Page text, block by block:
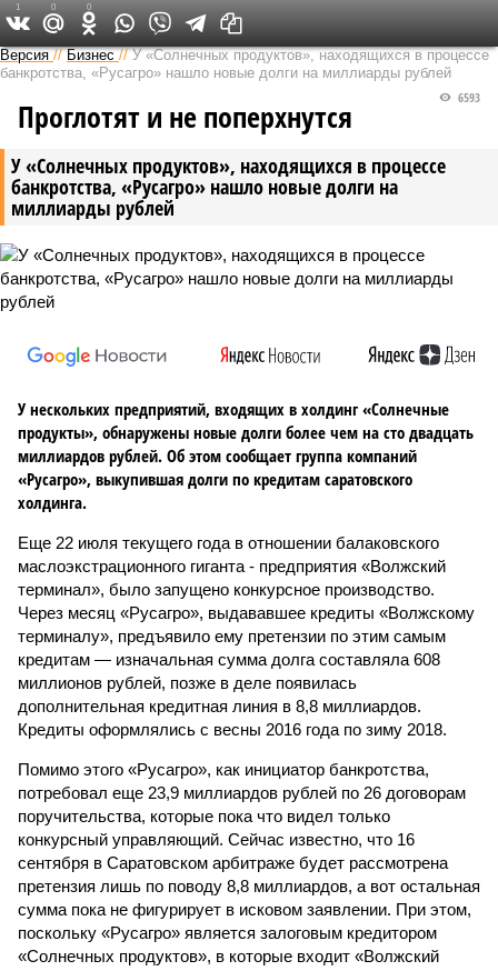
Версия в Саратове
Версия //Бизнес //У «Солнечных продуктов», находящихся в процессе
банкротства, «Русагро» нашло новые долги на миллиарды рублей
У «Солнечных продуктов», находящихся в процессе
банкротства, «Русагро» нашло новые долги на
миллиарды рублей
6593
Проглотят и не поперхнутся
У нескольких предприятий, входящих в холдинг «Солнечные
продукты», обнаружены новые долги более чем на сто двадцать
миллиардов рублей. Об этом сообщает группа компаний
«Русагро», выкупившая долги по кредитам саратовского
холдинга.
Еще 22 июля текущего года в отношении балаковского
маслоэкстрационного гиганта - предприятия «Волжский
терминал», было запущено конкурсное производство.
Через месяц «Русагро», выдававшее кредиты «Волжскому
терминалу», предъявило ему претензии по этим самым
кредитам — изначальная сумма долга составляла 608
миллионов рублей, позже в деле появилась
дополнительная кредитная линия в 8,8 миллиардов.
Кредиты оформлялись с весны 2016 года по зиму 2018.
Помимо этого «Русагро», как инициатор банкротства,
потребовал еще 23,9 миллиардов рублей по 26 договорам
поручительства, которые пока что видел только
конкурсный управляющий. Сейчас известно, что 16
сентября в Саратовском арбитраже будет рассмотрена
претензия лишь по поводу 8,8 миллиардов, а вот остальная
сумма пока не фигурирует в исковом заявлении. При этом,
поскольку «Русагро» является залоговым кредитором
«Солнечных продуктов», в которые входит «Волжский
1 0 0